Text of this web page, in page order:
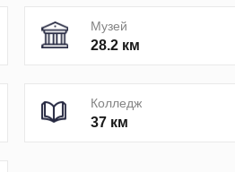
Музей
28.2 км
Колледж
37 км